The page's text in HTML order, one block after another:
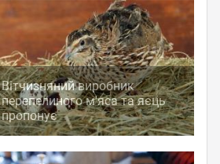
Вітчизняний виробник
перепелиного м'яса та яєць
пропонує